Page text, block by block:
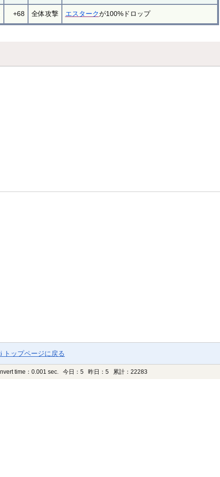
+68 全体攻撃 エスタークが100%ドロップ
トップページに戻る
time：0.001 sec. 今日：5 昨日：5 累計：22283